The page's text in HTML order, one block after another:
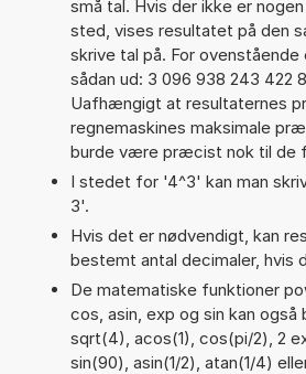
små tal. Hvis der ikke er
sted, vises resultatet på den
skrive tal på. For
sådan ud: 3 096 938 243 422
Uafhængigt at resultaternes
regnemaskines maksimale
burde være præcist nok til de
I stedet for '4^3' kan man
3'.
Hvis det er nødvendigt, kan
bestemt antal decimaler, hvis
De matematiske funktioner
cos, asin, exp og sin kan også
sqrt(4), acos(1), cos(pi/2), 2
sin(90), asin(1/2), atan(1/4)